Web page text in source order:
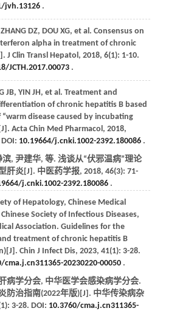
jvh.13126.
ZHANG DZ, DOU XG, et al . Consensus on
alpha in treatment of chronic
J Clin Transl Hepatol , 2018, 6(1): 1-10.
JCTH.2017.00073.
JB, YIN JH, et al . Treatment and
of chronic hepatitis B based
disease caused by incubating
Acta Chin Med Pharmacol , 2018,
10.19664/j.cnki.1002-2392.180086.
, 尹建华, 等. 浅谈从“伏邪温病”理论
肝炎[J]. 中医药学报, 2018, 46(3): 71-
j.cnki.1002-2392.180086.
of Hepatology, Chinese Medical
Society of Infectious Diseases,
Association. Guidelines for the
treatment of chronic hepatitis B
Chin J Infect Dis, 2023, 41(1): 3-28.
cma.j.cn311365-20230220-00050.
病学分会, 中华医学会感染病学分会.
防治指南(2022年版)[J]. 中华传染病杂
3-28. DOI: 10.3760/cma.j.cn311365-